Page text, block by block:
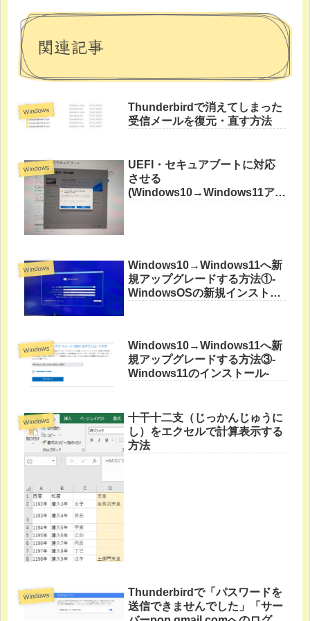
関連記事
Windows
Thunderbirdで消えてしまった
受信メールを復元・直す方法
Windows
UEFI・セキュアブートに対応
させる
(Windows10→Windows11アッ
Windows
Windows10→Windows11へ新
規アップグレードする方法①-
WindowsOSの新規インストー
Windows
Windows10→Windows11へ新
規アップグレードする方法③-
Windows11のインストール-
Windows
十干十二支（じっかんじゅうに
し）をエクセルで計算表示する
方法
Windows
Thunderbirdで「パスワードを
送信できませんでした」「サー